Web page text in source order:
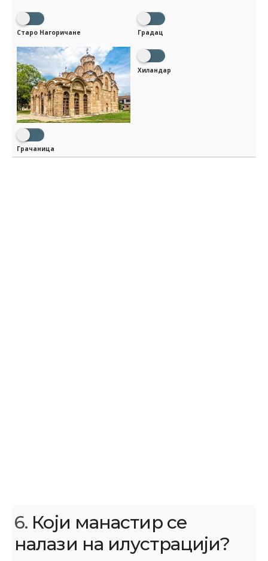
Старо Нагоричане Градац
Грачаница
Хиландар
6. Који манастир се
налази на илустрацији?